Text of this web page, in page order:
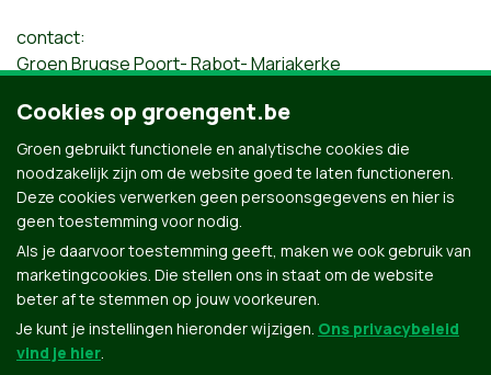
contact:
Groen Brugse Poort- Rabot- Mariakerke
janlescrauwaet@skynet.be
Posted byAnton Vandaeleon
fietstocht Groen Gent
Cookies op groengent.be
Groen gebruikt functionele en analytische cookies die
noodzakelijk zijn om de website goed te laten functioneren.
Deze cookies verwerken geen persoonsgegevens en hier is
geen toestemming voor nodig.
Als je daarvoor toestemming geeft, maken we ook gebruik van
marketingcookies. Die stellen ons in staat om de website
beter af te stemmen op jouw voorkeuren.
Je kunt je instellingen hieronder wijzigen. Ons privacybeleid
vind je hier.